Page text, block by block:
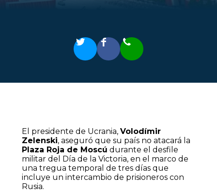
El presidente de Ucrania, Volodímir
Zelenski, aseguró que su país no atacará la
Plaza Roja de Moscú durante el desfile
militar del Día de la Victoria, en el marco de
una tregua temporal de tres días que
incluye un intercambio de prisioneros con
Rusia.